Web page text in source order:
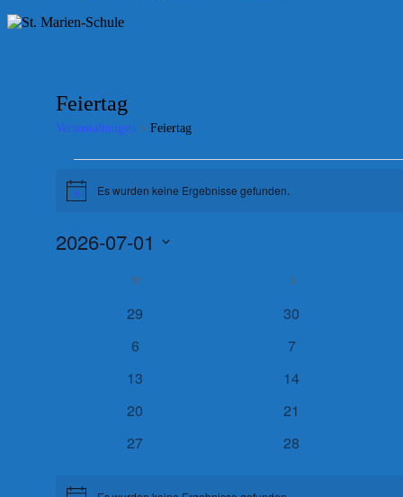
Feiertag
Veranstaltungen Feiertag
HinweisEs wurden keine Ergebnisse gefunden.
2026-07-01
KalenderMMONTAG D
0
29
0
30
0
6
0
7
0
13
0
14
0
20
0
21
0
27
0
28